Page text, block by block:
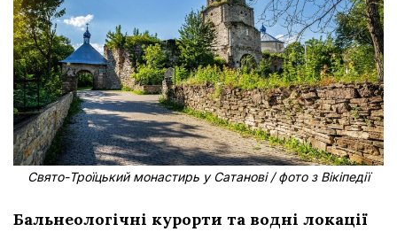
Свято-Троїцький монастирь у Сатанові / фото з Вікіпедії
Бальнеологічні курорти та водні локації